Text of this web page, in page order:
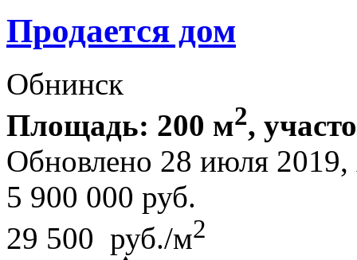
Продается дом
Обнинск
Площадь: 200 м2,
Обновлено 28 июля
5 900 000 руб.
29 500 руб./м2